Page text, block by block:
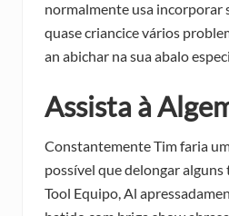
normalmente usa incorporar
quase criancice vários
an abichar na sua abalo
Assista à
Constantemente Tim faria
possível que delongar
Tool Equipo, Al